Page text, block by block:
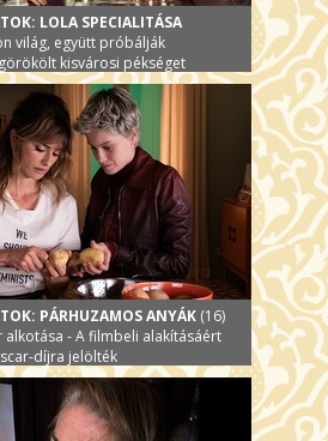
LOLA SPECIALITÁSA
világ, együtt próbálják
kisvárosi pékséget
PÁRHUZAMOS ANYÁK (16)
- A filmbeli alakításáért
díjra jelölték